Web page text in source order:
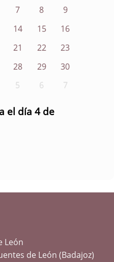
7 8
9
14 15
16
21 22
23
28 29
30
5 6 7
el día 4 de
León
de León (Badajoz)